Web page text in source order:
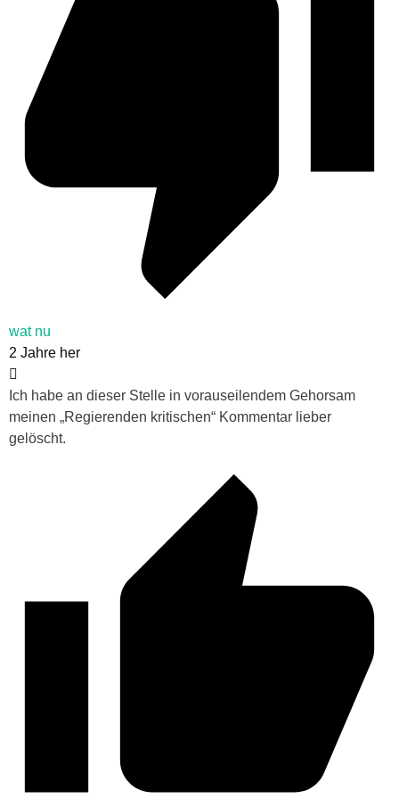
wat nu
2 Jahre her
Ich habe an dieser Stelle in vorauseilendem Gehorsam
meinen „Regierenden kritischen“ Kommentar lieber
gelöscht.